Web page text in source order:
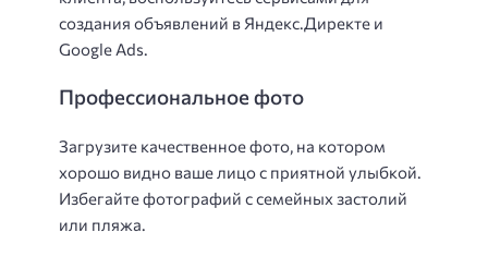
создания объявлений в Яндекс.Директе и
Google Ads.
Профессиональное фото
Загрузите качественное фото, на котором
хорошо видно ваше лицо с приятной улыбкой.
Избегайте фотографий с семейных застолий
или пляжа.